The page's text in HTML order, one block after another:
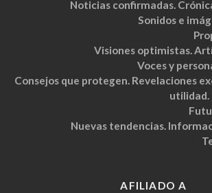
Noticias confirmadas.
Sonidos e
Visiones optimistas.
Voces y
Consejos que protegen. Revelaciones
utilidad.
Nuevas tendencias.
AFILIADO A